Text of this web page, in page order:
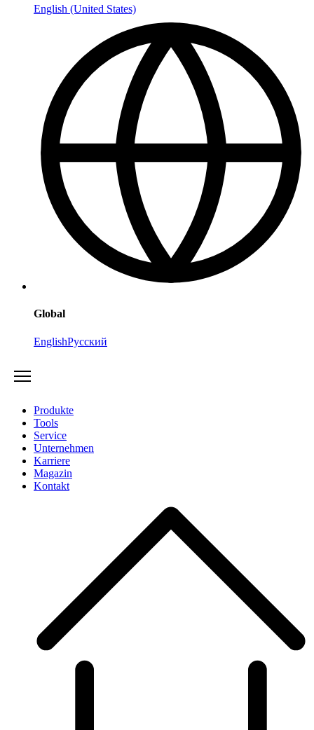
English (United States)
Global
EnglishРусский
Produkte
Tools
Service
Unternehmen
Karriere
Magazin
Kontakt